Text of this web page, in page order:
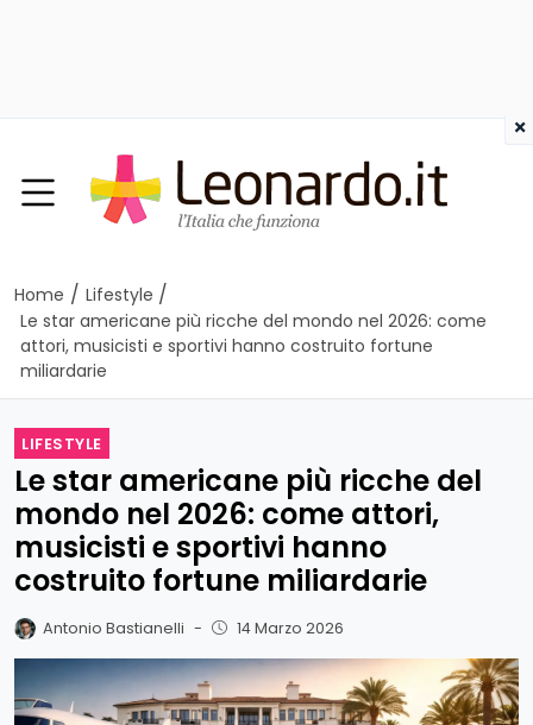
Home / Lifestyle /
Le star americane più ricche del mondo nel 2026: come
attori, musicisti e sportivi hanno costruito fortune
miliardarie
LIFESTYLE
Le star americane più ricche del
mondo nel 2026: come attori,
musicisti e sportivi hanno
costruito fortune miliardarie
Antonio Bastianelli - 14 Marzo 2026
×